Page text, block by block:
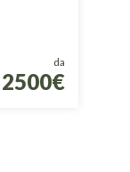
da
2500€